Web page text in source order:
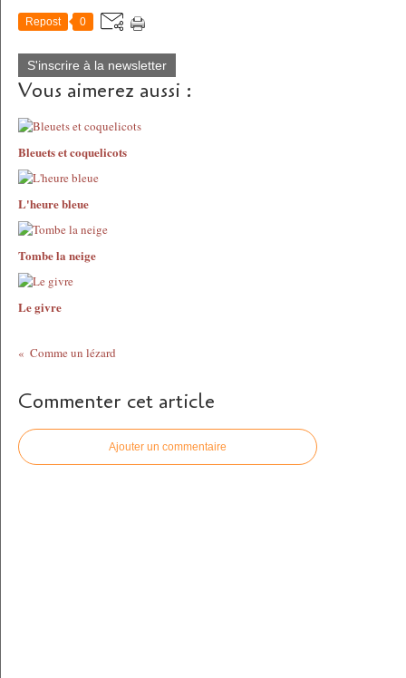
Repost 0
S'inscrire à la newsletter
Vous aimerez aussi :
Bleuets et coquelicots
L'heure bleue
Tombe la neige
Le givre
Comme un lézard
Commenter cet article
Ajouter un commentaire